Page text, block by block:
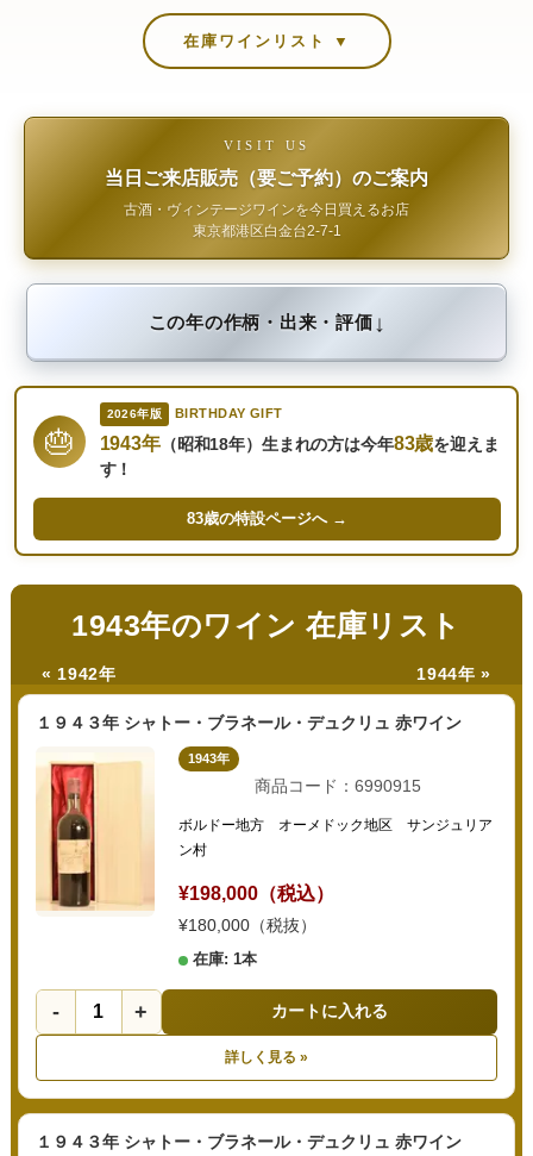
在庫ワインリスト ▼
VISIT US
当日ご来店販売（要ご予約）のご案内
古酒・ヴィンテージワインを今日買えるお店
東京都港区白金台2-7-1
この年の作柄・出来・評価↓
🎂
2026年版 BIRTHDAY GIFT
1943年（昭和18年）生まれの方は今年83歳を迎えま
す！
83歳の特設ページへ →
1943年のワイン 在庫リスト
« 1942年 1944年 »
１９４３年 シャトー・ブラネール・デュクリュ 赤ワイン
1943年
商品コード：6990915
ボルドー地方 オーメドック地区 サンジュリア
ン村
¥198,000（税込）
¥180,000（税抜）
在庫: 1本
- + カートに入れる
詳しく見る »
１９４３年 シャトー・ブラネール・デュクリュ 赤ワイン